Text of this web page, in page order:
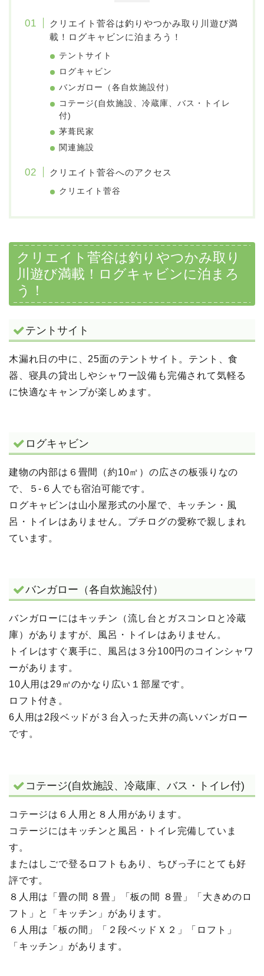
クリエイト菅谷は釣りやつかみ取り川遊び満
載！ログキャビンに泊まろう！
テントサイト
ログキャビン
バンガロー（各自炊施設付）
コテージ(自炊施設、冷蔵庫、バス・トイレ
付)
茅葺民家
関連施設
クリエイト菅谷へのアクセス
クリエイト菅谷
クリエイト菅谷は釣りやつかみ取り
川遊び満載！ログキャビンに泊まろ
う！
テントサイト
木漏れ日の中に、25面のテントサイト。テント、食
器、寝具の貸出しやシャワー設備も完備されて気軽る
に快適なキャンプが楽しめます。
ログキャビン
建物の内部は６畳間（約10㎡）の広さの板張りなの
で、５-６人でも宿泊可能です。
ログキャビンは山小屋形式の小屋で、キッチン・風
呂・トイレはありません。プチログの愛称で親しまれ
ています。
バンガロー（各自炊施設付）
バンガローにはキッチン（流し台とガスコンロと冷蔵
庫）がありますが、風呂・トイレはありません。
トイレはすぐ裏手に、風呂は３分100円のコインシャワ
ーがあります。
10人用は29㎡のかなり広い１部屋です。
ロフト付き。
6人用は2段ベッドが３台入った天井の高いバンガロー
です。
コテージ(自炊施設、冷蔵庫、バス・トイレ付)
コテージは６人用と８人用があります。
コテージにはキッチンと風呂・トイレ完備していま
す。
またはしごで登るロフトもあり、ちびっ子にとても好
評です。
８人用は「畳の間 ８畳」「板の間 ８畳」「大きめのロ
フト」と「キッチン」があります。
６人用は「板の間」「２段ベッドＸ２」「ロフト」
「キッチン」があります。